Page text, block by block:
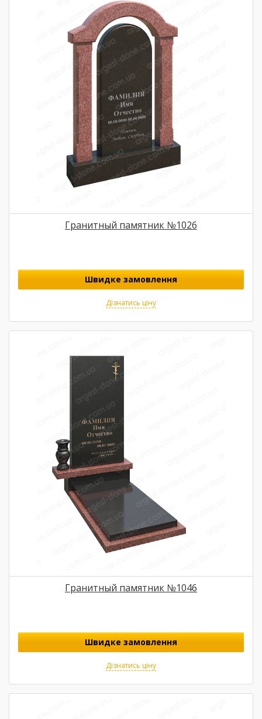
Гранитный памятник №1026
Швидке замовлення
Дізнатись ціну
Гранитный памятник №1046
Швидке замовлення
Дізнатись ціну